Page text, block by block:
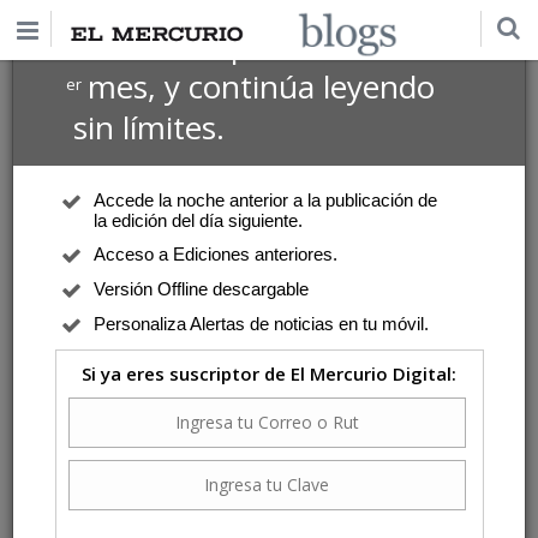
Suscríbete por $1 USD
ermes, y continúa leyendo
sin límites.
Accede la noche anterior a la publicación de
la edición del día siguiente.
Acceso a Ediciones anteriores.
Versión Offline descargable
Personaliza Alertas de noticias en tu móvil.
Si ya eres suscriptor de El Mercurio Digital:
Martínez, Antonio
''Alguna vez en la vida, entonces, debemos ir a un Mundial''.
Deportes | Domingo 31 de Marzo de 2024
Pago, fila y ventanilla
''Chile les está agradecido, pero ya está bueno ya. Tienen que darse
cuenta. Háganlo fácil, por favor''.